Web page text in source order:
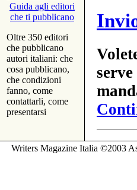
Guida agli editori
che ti pubblicano
Oltre 350 editori
che pubblicano
autori italiani: che
cosa pubblicano,
che condizioni
fanno, come
contattarli, come
presentarsi
Writers Magazine Italia ©2003